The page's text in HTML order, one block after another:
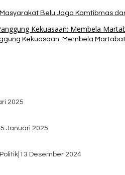
Belu Jaga Kamtibmas
Kekuasaan: Membela
2025
5 Januari 2025
13 Desember 2024